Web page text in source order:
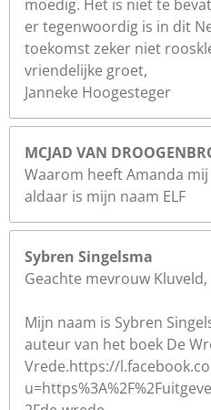
moedig. Het is niet te
er tegenwoordig is in dit
toekomst zeker niet
vriendelijke groet,
Janneke Hoogesteger
MCJAD VAN
Waarom heeft Amanda mij
aldaar is mijn naam ELF
Sybren Singelsma
Geachte mevrouw Kluveld,
Mijn naam is Sybren
auteur van het boek De
Vrede.https://